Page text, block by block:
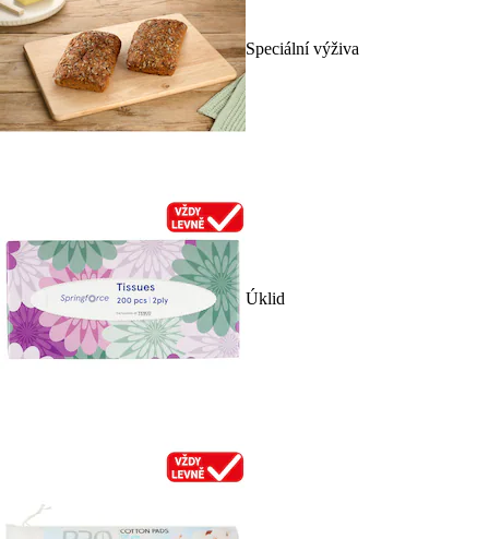
Speciální výživa
Úklid